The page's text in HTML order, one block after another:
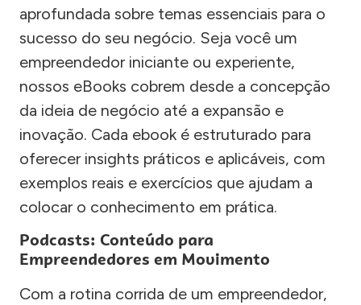
aprofundada sobre temas essenciais para o
sucesso do seu negócio. Seja você um
empreendedor iniciante ou experiente,
nossos eBooks cobrem desde a concepção
da ideia de negócio até a expansão e
inovação. Cada ebook é estruturado para
oferecer insights práticos e aplicáveis, com
exemplos reais e exercícios que ajudam a
colocar o conhecimento em prática.
Podcasts: Conteúdo para
Empreendedores em Movimento
Com a rotina corrida de um empreendedor,